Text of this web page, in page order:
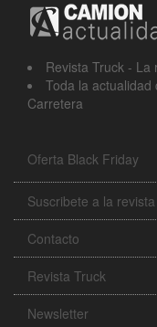
Revista Truck - La
Toda la
Carretera
Oferta Black Friday
Suscribete a la
Contacto
Revista Truck
Newsletter